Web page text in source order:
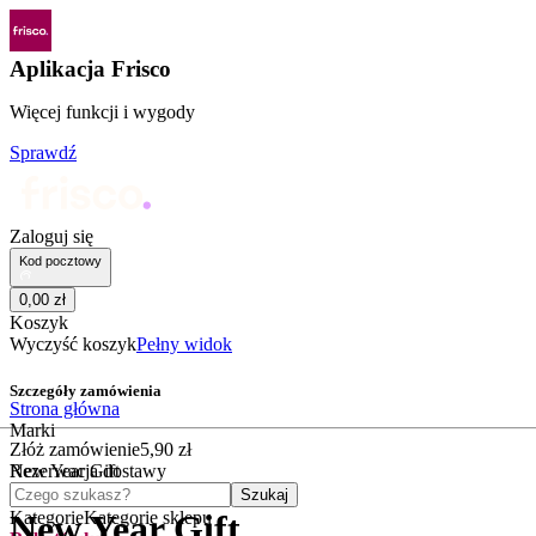
Aplikacja Frisco
Więcej funkcji i wygody
Sprawdź
Zaloguj się
Kod pocztowy
0,00 zł
Koszyk
Wyczyść koszykPełny widok
Szczegóły zamówienia
Złóż zamówienie5,90 zł
Rezerwacja dostawy
Czego szukasz?
Szukaj
KategorieKategorie sklepu
Strona główna
Marki
New Year Gift